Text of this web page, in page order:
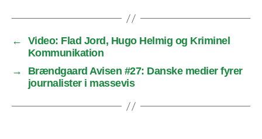
←
Video: Flad Jord, Hugo Helmig og Kriminel
Kommunikation
→
Brændgaard Avisen #27: Danske medier fyrer
journalister i massevis